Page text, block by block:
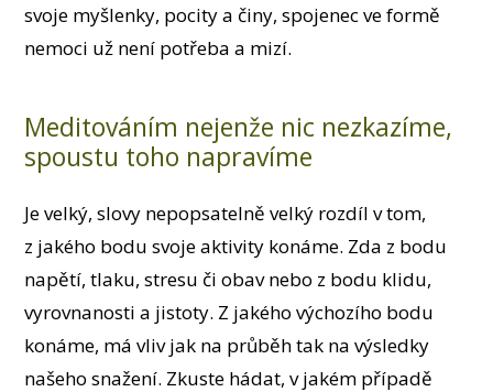
svoje myšlenky, pocity a činy, spojenec ve formě
nemoci už není potřeba a mizí.
Meditováním nejenže nic nezkazíme,
spoustu toho napravíme
Je velký, slovy nepopsatelně velký rozdíl v tom,
z jakého bodu svoje aktivity konáme. Zda z bodu
napětí, tlaku, stresu či obav nebo z bodu klidu,
vyrovnanosti a jistoty. Z jakého výchozího bodu
konáme, má vliv jak na průběh tak na výsledky
našeho snažení. Zkuste hádat, v jakém případě